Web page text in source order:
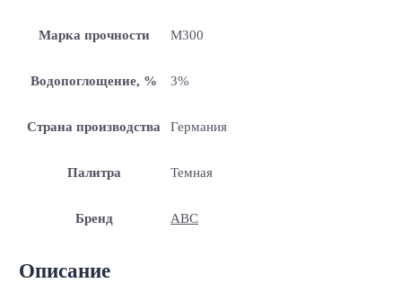
Марка прочности M300
Водопоглощение, % 3%
Страна производства Германия
Палитра Темная
Бренд ABC
Описание